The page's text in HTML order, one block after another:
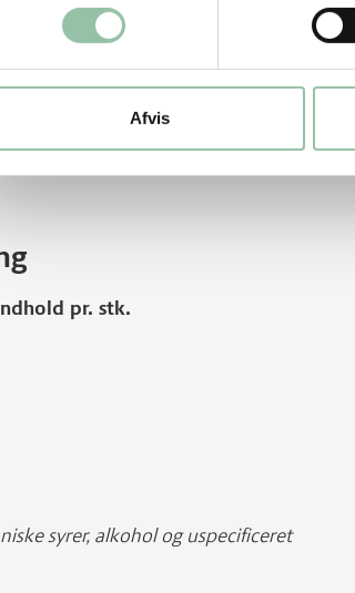
Afvis
og yoghurt på køl i ca. 30-60 minutter.
konsistens, hældes først müsli og en
yoghurt og mangopuré op, og
indtil de er helt faste.
pr. stk.
syrer, alkohol og uspecificeret